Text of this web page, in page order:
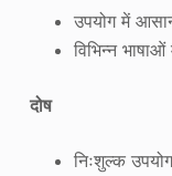
उपयोग में
विभिन्न
दोष
निःशुल्क